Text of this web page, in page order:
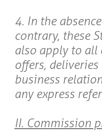
4. In the
contrary, these
also apply to all
offers,
business
any express
II. Commission